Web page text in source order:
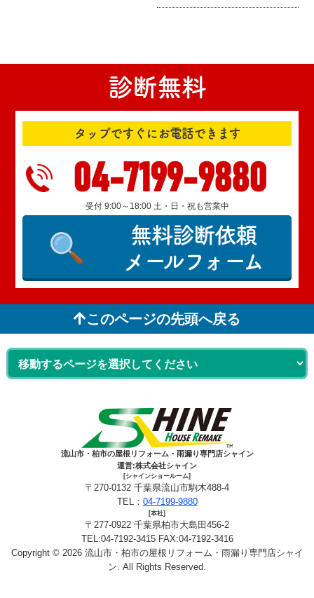
診断無料
タップですぐにお電話できます
04-7199-9880
受付 9:00～18:00 土・日・祝も営業中
無料診断依頼
メールフォーム
このページの先頭へ戻る
流山市・柏市の屋根リフォーム・雨漏り専門店シャイン
運営:株式会社シャイン
[シャインショールーム]
〒270-0132 千葉県流山市駒木488-4
TEL： 04-7199-9880
[本社]
〒277-0922 千葉県柏市大島田456-2
TEL:04-7192-3415 FAX:04-7192-3416
Copyright © 2026 流山市・柏市の屋根リフォーム・雨漏り専門店シャイ
ン. All Rights Reserved.